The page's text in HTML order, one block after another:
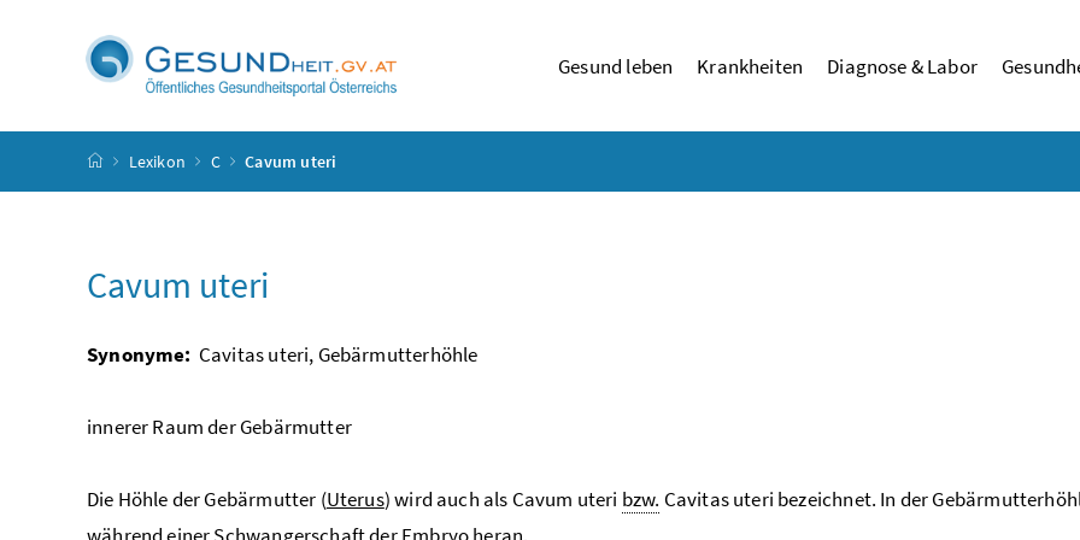
Gesund leben Krankheiten Diagnose & Labor
Startseite
Lexikon C Cavum uteri
Cavum uteri
Synonyme: Cavitas uteri, Gebärmutterhöhle
innerer Raum der Gebärmutter
Die Höhle der Gebärmutter (Uterus) wird auch als Cavum uteri bzw. Cavitas uteri bezeichnet. In der